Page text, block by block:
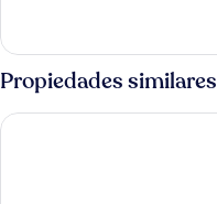
Room
K-
souvenirs
KOREA
GIVEAWAY
PKG]
Family
Twin
Propiedades similares
Hotel Bridge Seogwipo